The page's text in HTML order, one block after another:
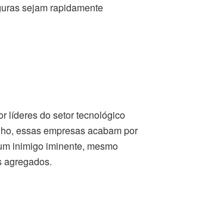
sejam rapidamente
líderes do setor tecnológico
essas empresas acabam por
inimigo iminente, mesmo
agregados.